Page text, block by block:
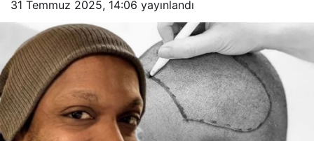
31 Temmuz 2025, 14:06 yayınlandı